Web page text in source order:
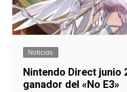
Noticias
Nintendo Direct junio
ganador del «No E3»